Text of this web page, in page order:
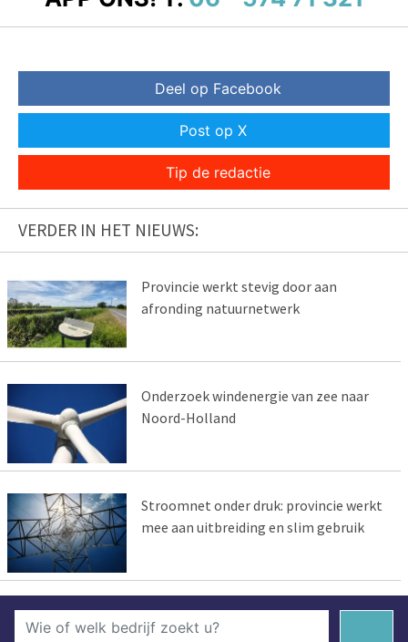
Deel op Facebook
Post op X
Tip de redactie
VERDER IN HET NIEUWS:
Provincie werkt stevig door aan
afronding natuurnetwerk
Onderzoek windenergie van zee naar
Noord-Holland
Stroomnet onder druk: provincie werkt
mee aan uitbreiding en slim gebruik